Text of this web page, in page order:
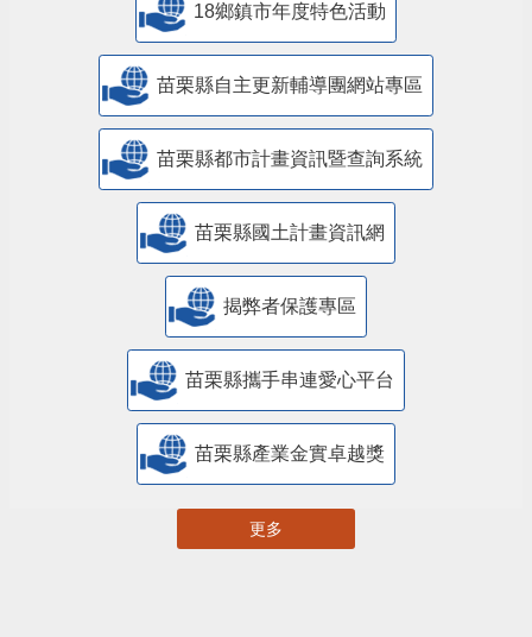
18鄉鎮市年度特色活動
苗栗縣自主更新輔導團網站專區
苗栗縣都市計畫資訊暨查詢系統
苗栗縣國土計畫資訊網
揭弊者保護專區
苗栗縣攜手串連愛心平台
苗栗縣產業金實卓越獎
更多